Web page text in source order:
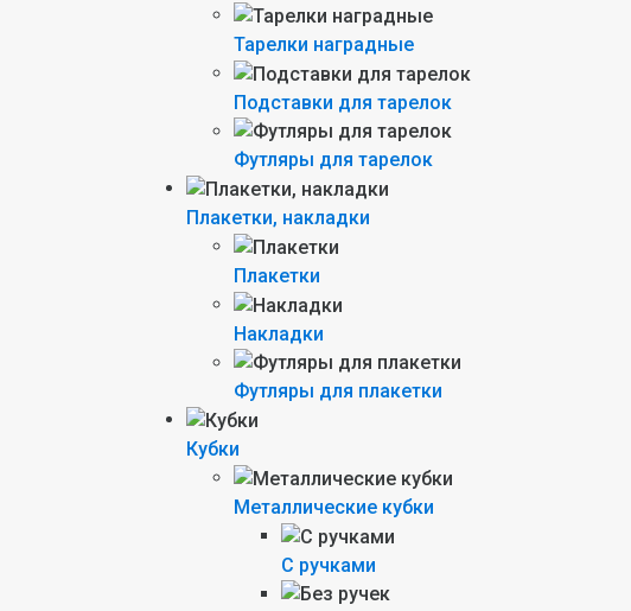
Тарелки наградные
Подставки для тарелок
Футляры для тарелок
Плакетки, накладки
Плакетки
Накладки
Футляры для плакетки
Кубки
Металлические кубки
С ручками